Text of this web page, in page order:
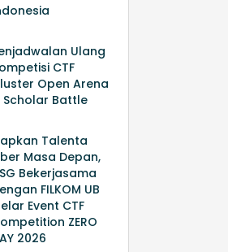
Ulang
CTF
Open Arena
Scholar Battle
Talenta
Masa Depan,
Bekerjasama
FILKOM UB
Event CTF
ZERO
2026